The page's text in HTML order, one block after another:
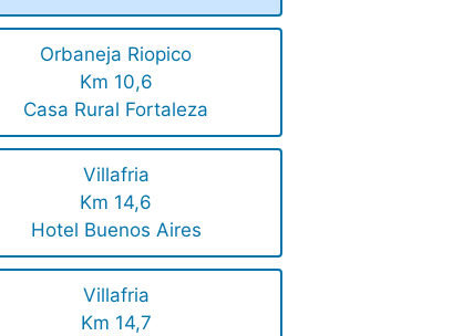
Orbaneja Riopico
Km 10,6
Casa Rural Fortaleza
Villafria
Km 14,6
Hotel Buenos Aires
Villafria
Km 14,7